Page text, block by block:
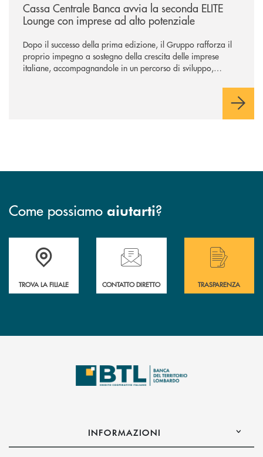
Cassa Centrale Banca avvia la seconda ELITE
Lounge con imprese ad alto potenziale
Dopo il successo della prima edizione, il Gruppo rafforza il
proprio impegno a sostegno della crescita delle imprese
italiane, accompagnandole in un percorso di sviluppo,
Come possiamo aiutarti?
Accedi all' elenco completo delle filiali .
TROVA LA FILIALE
Hai bisogno di assistenza immediata?
CONTATTO DIRETTO
Hai bisogno di
TRASPARENZA
INFORMAZIONI